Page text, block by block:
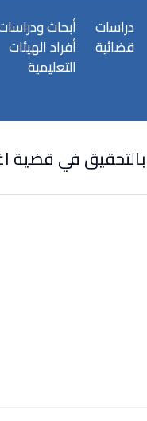
دراسات
قضائية
أبحاث
أفراد الهيئات
التعليمية
في قضية